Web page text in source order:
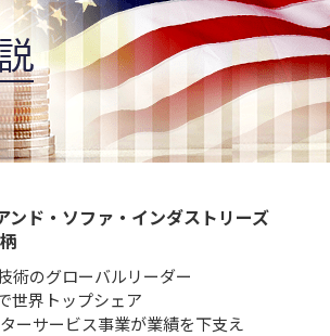
ンド・ソファ・インダストリーズ
術のグローバルリーダー
世界トップシェア
ーサービス事業が業績を下支え